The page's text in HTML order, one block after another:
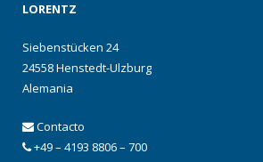
LORENTZ
Siebenstücken 24
24558 Henstedt-Ulzburg
Alemania
Contacto
+49 – 4193 8806 – 700